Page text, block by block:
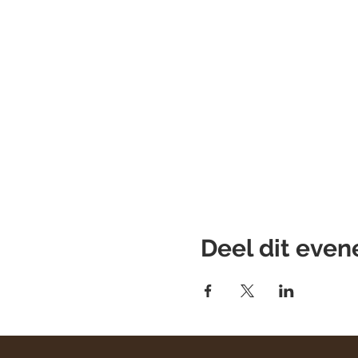
Deel dit